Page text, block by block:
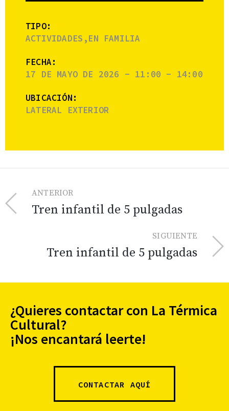
TIPO:
ACTIVIDADES,EN FAMILIA
FECHA:
17 DE MAYO DE 2026 - 11:00 - 14:00
UBICACIÓN:
LATERAL EXTERIOR
ANTERIOR
Tren infantil de 5 pulgadas
SIGUIENTE
Tren infantil de 5 pulgadas
¿Quieres contactar con La Térmica
Cultural?
¡Nos encantará leerte!
CONTACTAR AQUÍ